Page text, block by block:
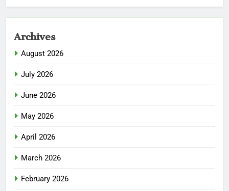
Archives
August 2026
July 2026
June 2026
May 2026
April 2026
March 2026
February 2026